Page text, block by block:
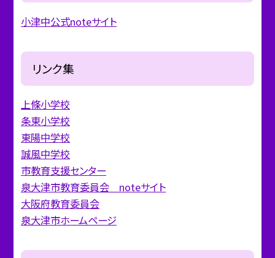
小津中公式noteサイト
リンク集
上條小学校
条東小学校
東陽中学校
誠風中学校
市教育支援センター
泉大津市教育委員会 noteサイト
大阪府教育委員会
泉大津市ホームページ